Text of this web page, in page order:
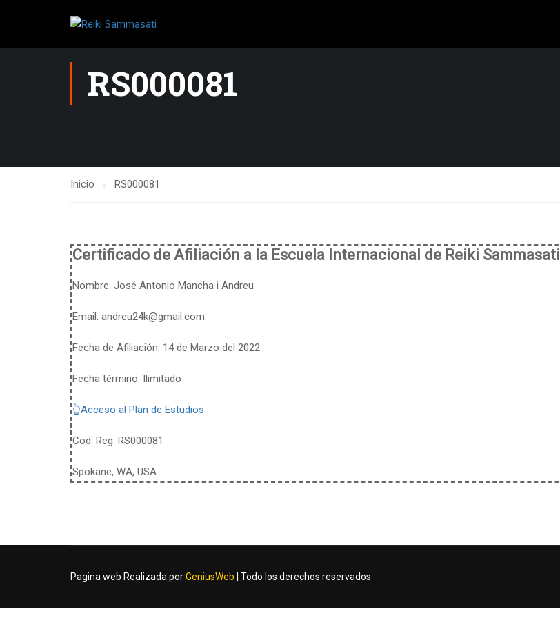
RS000081
Inicio RS000081
Certificado de Afiliación a la Escuela Internacional de Reiki Sammasati
Nombre: José Antonio Mancha i Andreu
Email: andreu24k@gmail.com
Fecha de Afiliación: 14 de Marzo del 2022
Fecha término: Ilimitado
👆Acceso al Plan de Estudios
Cod. Reg: RS000081
Spokane, WA, USA
Pagina web Realizada porGeniusWeb | Todo los derechos reservados